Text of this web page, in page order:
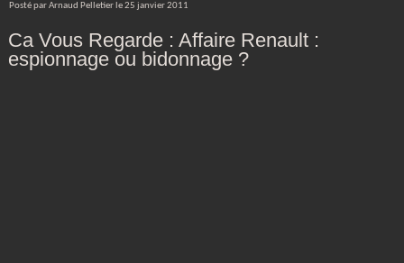
Posté par Arnaud Pelletier le 25 janvier 2011
Ca Vous Regarde : Affaire Renault :
espionnage ou bidonnage ?